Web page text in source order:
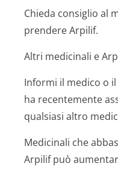
Chieda consiglio al
prendere Arpilif.
Altri medicinali e
Informi il medico o
ha recentemente
qualsiasi altro
Medicinali che
Arpilif può